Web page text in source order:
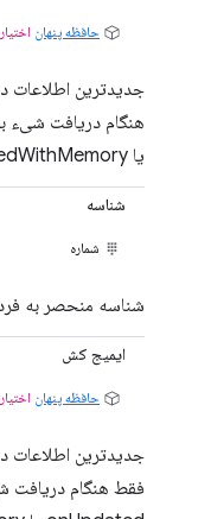
حافظه پنهان
یا onUpdatedWithMemory در دسترس است.
شناسه
شماره
شناسه منحصر به
ایمیج کش
حافظه پنهان
جدیدترین اطلاعات
فقط هنگام دریافت